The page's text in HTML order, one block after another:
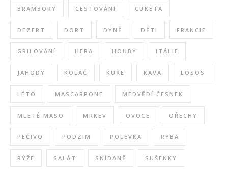
BRAMBORY CESTOVÁNÍ CUKETA
DEZERT DORT DÝNĚ DĚTI FRANCIE
GRILOVÁNÍ HERA HOUBY ITÁLIE
JAHODY KOLÁČ KUŘE KÁVA LOSOS
LÉTO MASCARPONE MEDVĚDÍ ČESNEK
MLETÉ MASO MRKEV OVOCE OŘECHY
PEČIVO PODZIM POLÉVKA RYBA
RÝŽE SALÁT SNÍDANĚ SUŠENKY